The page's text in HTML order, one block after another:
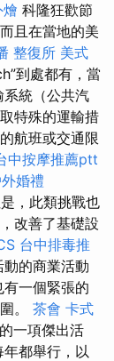
燴 科隆狂歡節
且在當地的美
整復所 美式
到處都有，當
統（公共汽
特殊的運輸措
航班或交通限
中按摩推薦ptt
婚禮
，此類挑戰也
改善了基礎設
台中排毒推
的商業活動
一個緊張的
。 茶會 卡式
一項傑出活
都舉行，以